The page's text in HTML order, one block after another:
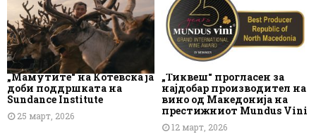
„Мамутите“ на Котевска ја
доби поддршката на
Sundance Institute
25 март, 2026
„Тиквеш“ прогласен за
најдобар производител на
вино од Македонија на
престижниот Mundus Vini
12 март, 2026